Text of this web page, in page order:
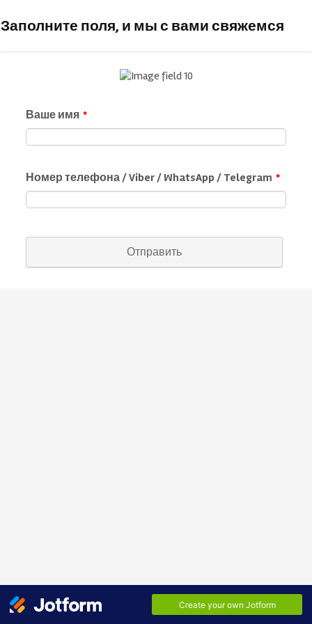
Заполните поля, и мы с вами свяжемся
Ваше имя *
Номер телефона / Viber / WhatsApp / Telegram *
Отправить